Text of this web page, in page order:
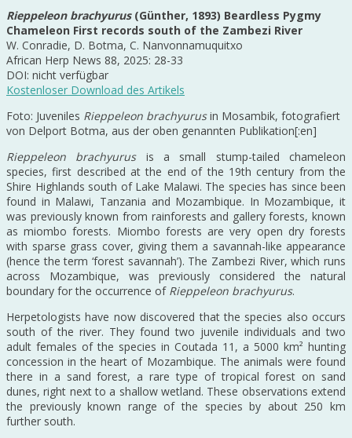
Rieppeleon brachyurus (Günther, 1893) Beardless Pygmy
Chameleon First records south of the Zambezi River
W. Conradie, D. Botma, C. Nanvonnamuquitxo
African Herp News 88, 2025: 28-33
DOI: nicht verfügbar
Kostenloser Download des Artikels
Foto: Juveniles Rieppeleon brachyurusin Mosambik, fotografiert
von Delport Botma, aus der oben genannten Publikation[:en]
Rieppeleon brachyurusis a small stump-tailed chameleon
species, first described at the end of the 19th century from the
Shire Highlands south of Lake Malawi. The species has since been
found in Malawi, Tanzania and Mozambique. In Mozambique, it
was previously known from rainforests and gallery forests, known
as miombo forests. Miombo forests are very open dry forests
with sparse grass cover, giving them a savannah-like appearance
(hence the term ‘forest savannah’). The Zambezi River, which runs
across Mozambique, was previously considered the natural
boundary for the occurrence of Rieppeleon brachyurus.
Herpetologists have now discovered that the species also occurs
south of the river. They found two juvenile individuals and two
adult females of the species in Coutada 11, a 5000 km² hunting
concession in the heart of Mozambique. The animals were found
there in a sand forest, a rare type of tropical forest on sand
dunes, right next to a shallow wetland. These observations extend
the previously known range of the species by about 250 km
further south.